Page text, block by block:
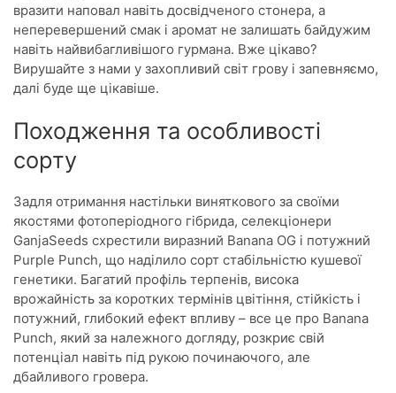
вразити наповал навіть досвідченого стонера, а
неперевершений смак і аромат не залишать байдужим
навіть найвибагливішого гурмана. Вже цікаво?
Вирушайте з нами у захопливий світ грову і запевняємо,
далі буде ще цікавіше.
Походження та особливості
сорту
Задля отримання настільки виняткового за своїми
якостями фотоперіодного гібрида, селекціонери
GanjaSeeds схрестили виразний Banana OG і потужний
Purple Punch, що наділило сорт стабільністю кушевої
генетики. Багатий профіль терпенів, висока
врожайність за коротких термінів цвітіння, стійкість і
потужний, глибокий ефект впливу – все це про Banana
Punch, який за належного догляду, розкриє свій
потенціал навіть під рукою починаючого, але
дбайливого гровера.